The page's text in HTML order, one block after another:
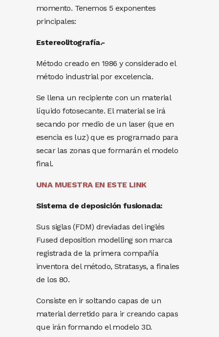
momento. Tenemos 5 exponentes
principales:
Estereolitografía.-
Método creado en 1986 y considerado el
método industrial por excelencia.
Se llena un recipiente con un material
líquido fotosecante. El material se irá
secando por medio de un laser (que en
esencia es luz) que es programado para
secar las zonas que formarán el modelo
final.
UNA MUESTRA EN ESTE LINK
Sistema de deposición fusionada:
Sus siglas (FDM) dreviadas del inglés
Fused deposition modelling son marca
registrada de la primera compañía
inventora del método, Stratasys, a finales
de los 80.
Consiste en ir soltando capas de un
material derretido para ir creando capas
que irán formando el modelo 3D.